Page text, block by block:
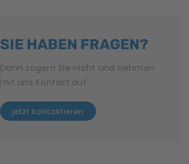
SIE HABEN FRAGEN?
Dann zögern Sie nicht und nehmen
mit uns Kontakt auf.
jetzt kontaktieren